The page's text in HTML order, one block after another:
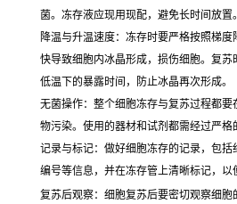
菌。冻存液应现用现配，避免长时间放置。
降温与升温速度：冻存时要严格按照梯
快导致细胞内冰晶形成，损伤细胞。复
低温下的暴露时间，防止冰晶再次形成。
无菌操作：整个细胞冻存与复苏过程都
物污染。使用的器材和试剂都需经过严格
记录与标记：做好细胞冻存的记录，包
编号等信息，并在冻存管上清晰标记，以
复苏后观察：细胞复苏后要密切观察细